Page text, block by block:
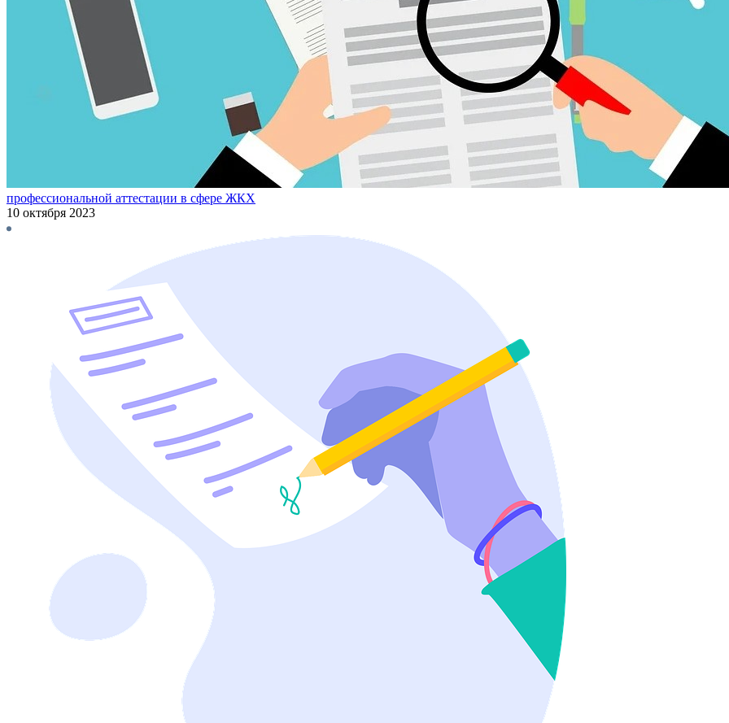
профессиональной аттестации в сфере ЖКХ
10 октября 2023